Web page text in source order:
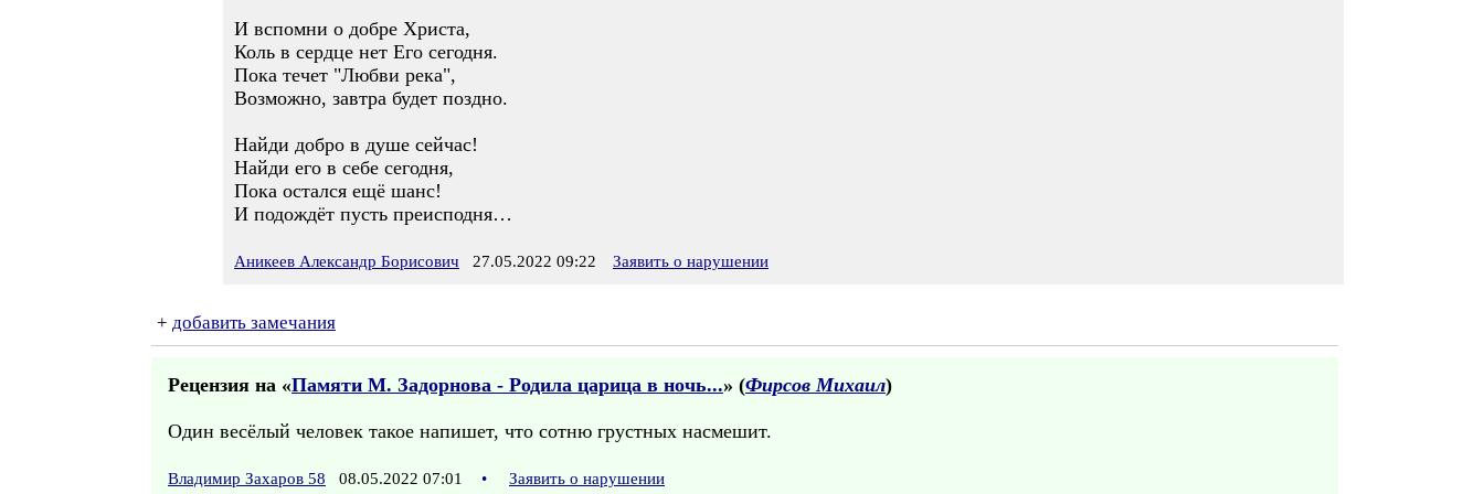
И вспомни о добре Христа,
Коль в сердце нет Его сегодня.
Пока течет "Любви река",
Возможно, завтра будет поздно.
Найди добро в душе сейчас!
Найди его в себе сегодня,
Пока остался ещё шанс!
И подождёт пусть преисподня…
Аникеев Александр Борисович 27.05.2022 09:22 Заявить о нарушении
+ добавить замечания
Рецензия на «Памяти М. Задорнова - Родила царица в ночь...» (Фирсов Михаил)
Один весёлый человек такое напишет, что сотню грустных насмешит.
Владимир Захаров 58 08.05.2022 07:01 • Заявить о нарушении